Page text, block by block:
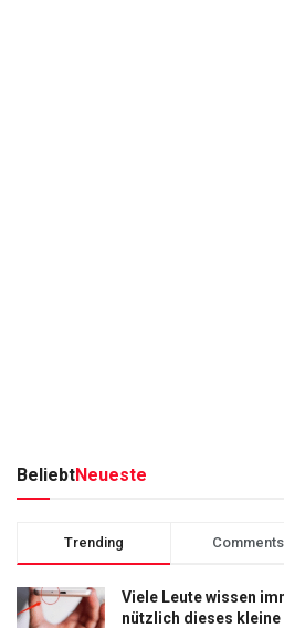
BeliebtNeueste
Trending Comments
Viele Leute wissen
nützlich dieses